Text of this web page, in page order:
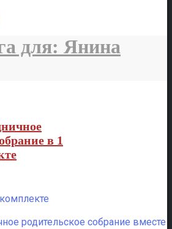
для: Янина
в 1
родительское собрание вместе